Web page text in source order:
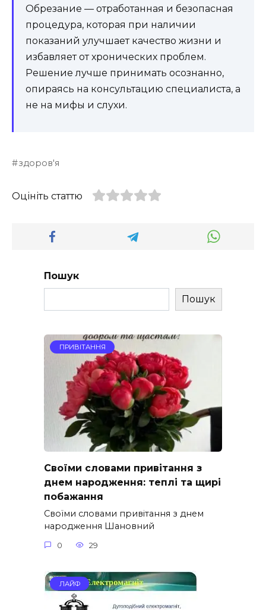
Обрезание — отработанная и безопасная
процедура, которая при наличии
показаний улучшает качество жизни и
избавляет от хронических проблем.
Решение лучше принимать осознанно,
опираясь на консультацию специалиста, а
не на мифы и слухи.
здоров'я
Оцініть статтю
Пошук
Пошук
ПРИВІТАННЯ
Своїми словами привітання з
днем народження: теплі та щирі
побажання
Своїми словами привітання з днем
народження Шановний
0 29
ЛАЙФ